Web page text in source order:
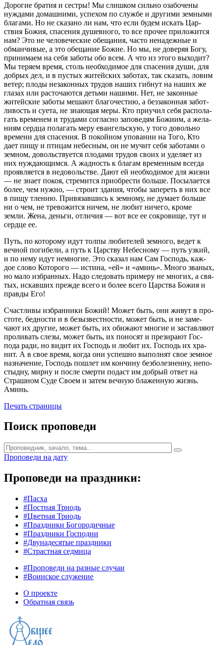
Доро­гие бра­тия и сестры! Мы слиш­ком сильно оза­бо­чены
нуж­дами домаш­ними, успе­хом по службе и дру­гими зем­ными
бла­гами. Но не ска­зано ли нам, что если будем искать Цар­
ствия Божия, спа­се­ния душев­ного, то все про­чее при­ло­жится
нам? Это не чело­ве­че­ские обе­ща­ния, часто нена­деж­ные и
обман­чи­вые, а это обе­ща­ние Божие. Но мы, не дове­ряя Богу,
при­ни­маем на себя заботы обо всем. А что из этого выхо­дит?
Мы теряем время, столь необ­хо­ди­мое для спа­се­ния души, для
доб­рых дел, и в пустых житей­ских забо­тах, так ска­зать, ловим
ветер; плоды неза­кон­ных тру­дов наших гиб­нут на наших же
гла­зах или рас­то­ча­ются детьми нашими. Нет, не закон­ные
житей­ские заботы мешают бла­го­че­стию, а без­за­кон­ная забот­
ли­вость и суета, не зна­ю­щая меры. Кто при­учил себя рас­по­ла­
гать вре­ме­нем и тру­дами согласно запо­ве­дям Божиим, а жела­
ниям сердца пола­гать меру еван­гель­скую, у того довольно
вре­мени для спа­се­ния. В покой­ном упо­ва­нии на Того, Кто
дает пищу и пти­цам небес­ным, он не мучит себя забо­тами о
зем­ном, доволь­ству­ется пло­дами тру­дов своих и уде­ляет из
них нуж­да­ю­щимся. А жад­ность к бла­гам вре­мен­ным все­гда
про­яв­ля­ется в недо­воль­стве. Дают ей необ­хо­ди­мое для жизни
— не знает покоя, стре­мится при­об­ре­сти больше. Посы­ла­ется
более, чем нужно, — строит зда­ния, чтобы запе­реть в них все
в пищу тле­нию. При­вя­зав­шись к зем­ному, не думает больше
ни о чем, не тре­во­жится ничем, не любит ничего, кроме
земли. Жена, деньги, отли­чия — вот все ее сокро­вище, тут и
сердце ее.
Путь, по кото­рому идут толпы люби­те­лей зем­ного, ведет к
веч­ной поги­бели, а путь к Цар­ству Небес­ному — путь узкий,
и по нему идут немно­гие. Это ска­зал нам Сам Гос­подь, каж­
дое слово Кото­рого — истина, «ей» и «аминь». Много зва­ных,
но мало избран­ных. Надо сле­до­вать при­меру не мно­гих, а свя­
тых, искав­ших прежде всего и более всего Цар­ства Божия и
правды Его!
Счаст­ливы избран­ники Божий! Может быть, они живут в про­
стоте, бед­но­сти и в безыз­вест­но­сти, может быть, и не заме­
чают их дру­гие, может быть, их оби­жают мно­гие и застав­ляют
про­ли­вать слезы, может быть, их поно­сят и пре­зи­рают Гос­
пода ради, но видит их Гос­подь и любит их. Гос­подь их хра­
нит. А в свое время, когда они успешно выпол­нят свое зем­ное
назна­че­ние, Гос­подь пошлет им кон­чину без­бо­лез­ненну, непо­
стыдну, мирну и после смерти подаст им доб­рый ответ на
Страш­ном Суде Своем и затем веч­ную бла­жен­ную жизнь.
Аминь.
Печать страницы
Поиск проповеди
Проповеди на дату
Проповеди на праздники:
#Пасха
#Постная Триодь
#Цветная Триодь
#Праздники Богородичные
#Праздники Господни
#Двунадесятые праздники
#Страстная седмица
#Проповеди на разные случаи
#Воинское служение
О проекте
Обратная связь